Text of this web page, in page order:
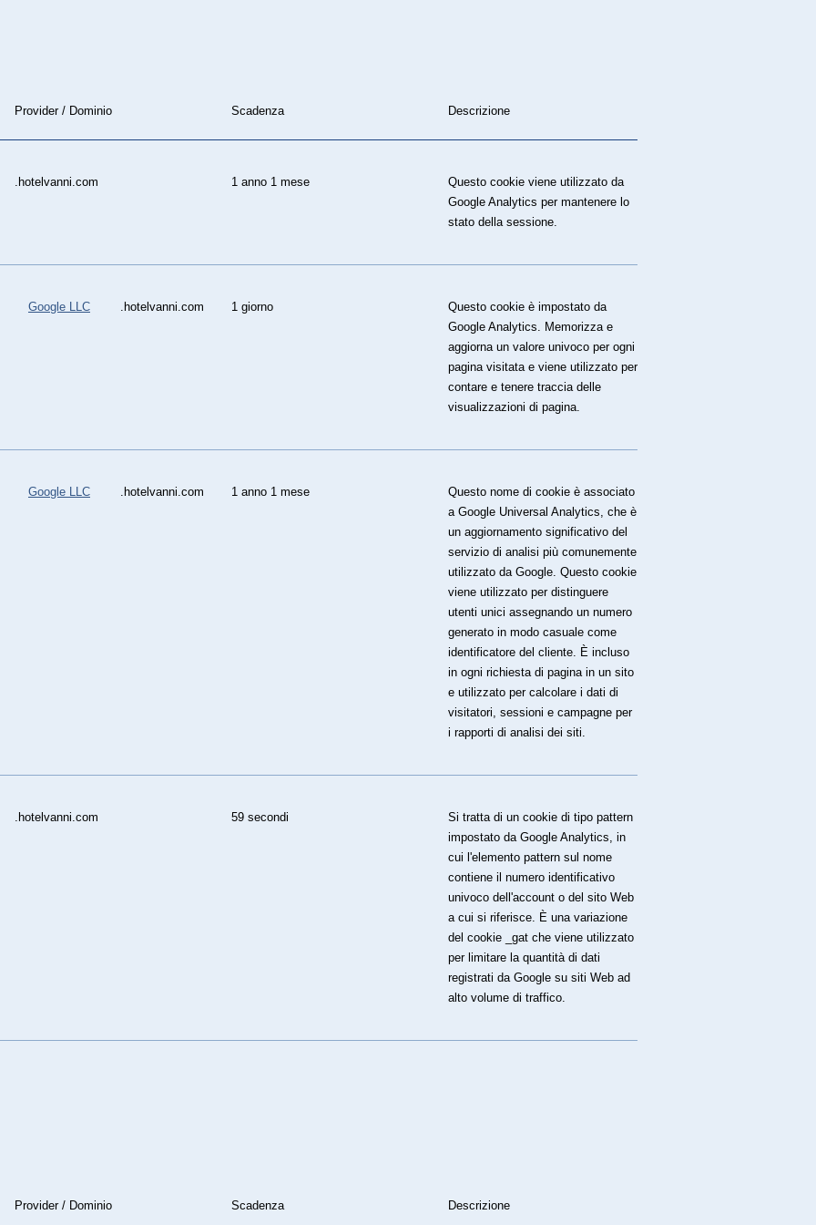
Provider / Dominio Scadenza Descrizione
.hotelvanni.com 1 anno 1 mese
Questo cookie viene utilizzato da
Google Analytics per mantenere lo
stato della sessione.
Google LLC .hotelvanni.com 1 giorno
Questo cookie è impostato da
Google Analytics. Memorizza e
aggiorna un valore univoco per ogni
pagina visitata e viene utilizzato per
contare e tenere traccia delle
visualizzazioni di pagina.
Google LLC .hotelvanni.com 1 anno 1 mese
Questo nome di cookie è associato
a Google Universal Analytics, che è
un aggiornamento significativo del
servizio di analisi più comunemente
utilizzato da Google. Questo cookie
viene utilizzato per distinguere
utenti unici assegnando un numero
generato in modo casuale come
identificatore del cliente. È incluso
in ogni richiesta di pagina in un sito
e utilizzato per calcolare i dati di
visitatori, sessioni e campagne per
i rapporti di analisi dei siti.
.hotelvanni.com 59 secondi
Si tratta di un cookie di tipo pattern
impostato da Google Analytics, in
cui l'elemento pattern sul nome
contiene il numero identificativo
univoco dell'account o del sito Web
a cui si riferisce. È una variazione
del cookie _gat che viene utilizzato
per limitare la quantità di dati
registrati da Google su siti Web ad
alto volume di traffico.
Provider / Dominio Scadenza Descrizione